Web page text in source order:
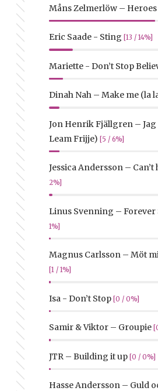
Måns Zelmerlöw – Heroes
Eric Saade - Sting [13 / 14%]
Mariette - Don’t Stop
Dinah Nah – Make me (la
Jon Henrik Fjällgren –
Leam Frijje) [5 / 6%]
Jessica Andersson –
2%]
Linus Svenning – Forever
1%]
Magnus Carlsson – Möt
[1 / 1%]
Isa - Don’t Stop [0 / 0%]
Samir & Viktor – Groupie
JTR – Building it up [0 / 0%]
Hasse Andersson – Guld